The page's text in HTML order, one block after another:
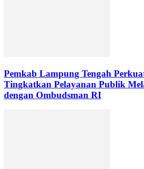
Pemkab Lampung Tengah
Tingkatkan Pelayanan Publik
dengan Ombudsman RI